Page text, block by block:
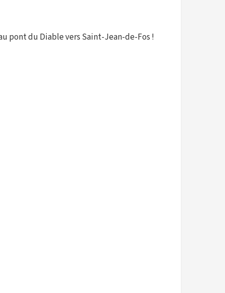
pont du Diable vers Saint-Jean-de-Fos !